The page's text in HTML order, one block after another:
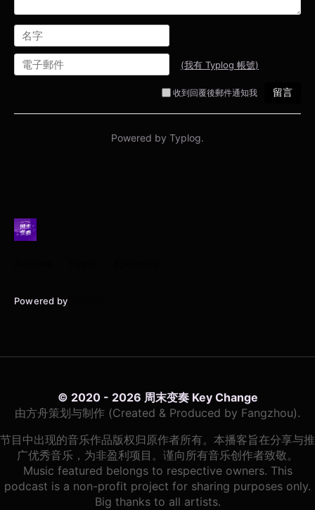
Powered by
© 2020 - 2026 周末变奏 Key Change
由方舟策划与制作 (Created & Produced by Fangzhou).
节目中出现的音乐作品版权归原作者所有。本播客旨在分享与推
广优秀音乐，为非盈利项目。谨向所有音乐创作者致敬。
Music featured belongs to respective owners. This
podcast is a non-profit project for sharing purposes only.
Big thanks to all artists.